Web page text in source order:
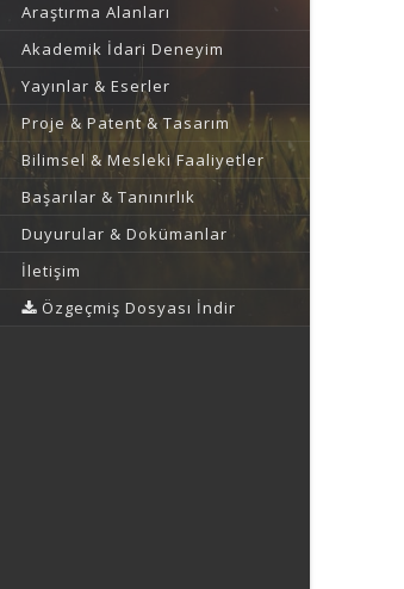
Araştırma Alanları
Akademik İdari Deneyim
Yayınlar & Eserler
Proje & Patent & Tasarım
Bilimsel & Mesleki Faaliyetler
Başarılar & Tanınırlık
Duyurular & Dokümanlar
İletişim
Özgeçmiş Dosyası İndir